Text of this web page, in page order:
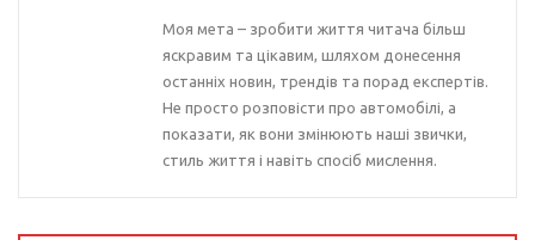
Моя мета – зробити життя читача більш
яскравим та цікавим, шляхом донесення
останніх новин, трендів та порад експертів.
Не просто розповісти про автомобілі, а
показати, як вони змінюють наші звички,
стиль життя і навіть спосіб мислення.